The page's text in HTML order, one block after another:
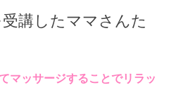
講したママさんた
マッサージすることでリラッ